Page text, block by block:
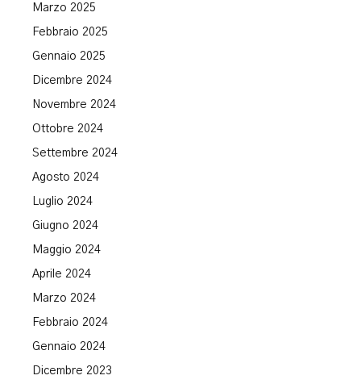
Marzo 2025
Febbraio 2025
Gennaio 2025
Dicembre 2024
Novembre 2024
Ottobre 2024
Settembre 2024
Agosto 2024
Luglio 2024
Giugno 2024
Maggio 2024
Aprile 2024
Marzo 2024
Febbraio 2024
Gennaio 2024
Dicembre 2023